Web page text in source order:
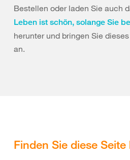
Bestellen oder laden Sie auch
Leben ist schön, solange Sie
herunter und bringen Sie
an.
Finden Sie diese